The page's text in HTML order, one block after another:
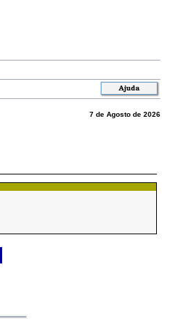
7 de Agosto de 2026